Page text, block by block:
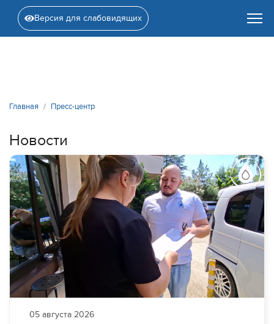
Версия для слабовидящих
Главная Пресс-центр
Новости
05 августа 2026